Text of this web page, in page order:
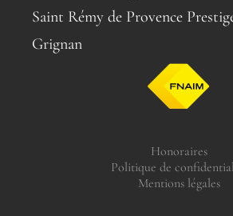
Saint Rémy de Provence
Grignan
Honoraires
Politique de
Mentions légales